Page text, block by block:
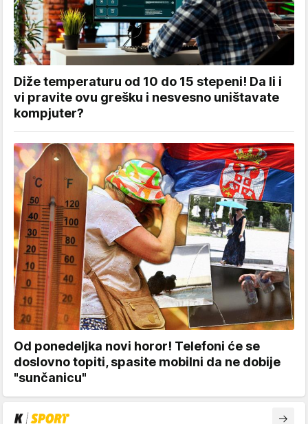
Diže temperaturu od 10 do 15 stepeni! Da li i
vi pravite ovu grešku i nesvesno uništavate
kompjuter?
Od ponedeljka novi horor! Telefoni će se
doslovno topiti, spasite mobilni da ne dobije
"sunčanicu"